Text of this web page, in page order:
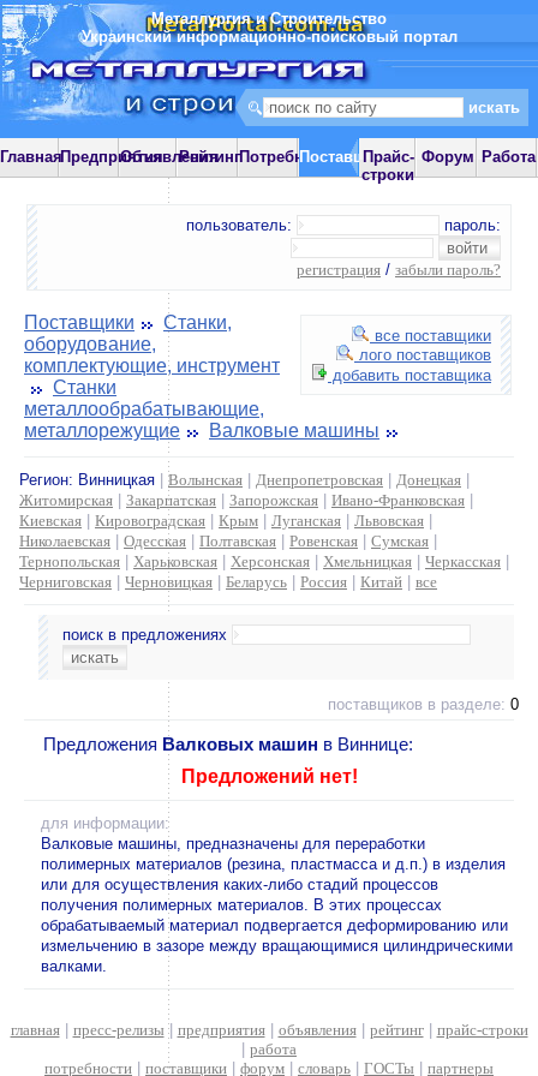
Металлургия и Строительство
Украинский информационно-поисковый портал
ГлавнаяПредприятияОбъявления
РейтингПотребностиПоставщики
Прайс-
строки
Форум Работа
пользователь: пароль:
регистрация / забыли пароль?
все поставщики
лого поставщиков
добавить поставщика
Поставщики
Станки,
оборудование,
комплектующие, инструмент
Станки
металлообрабатывающие,
металлорежущие
Валковые машины
Регион: Винницкая Волынская Днепропетровская Донецкая
Житомирская
Закарпатская Запорожская Ивано-Франковская
Киевская
Кировоградская Крым Луганская Львовская
Николаевская
Одесская Полтавская Ровенская Сумская
Тернопольская
Харьковская Херсонская Хмельницкая Черкасская
Черниговская
Черновицкая Беларусь Россия Китай все
поиск в предложениях
поставщиков в разделе: 0
Предложения Валковых машин в Виннице:
Предложений нет!
для информации:
Валковые машины, предназначены для переработки
полимерных материалов (резина, пластмасса и д.п.) в изделия
или для осуществления каких-либо стадий процессов
получения полимерных материалов. В этих процессах
обрабатываемый материал подвергается деформированию или
измельчению в зазоре между вращающимися цилиндрическими
валками.
главная| пресс-релизы | предприятия| объявления| рейтинг| прайс-строки
работа
потребности
поставщики форум словарь ГОСТы партнеры